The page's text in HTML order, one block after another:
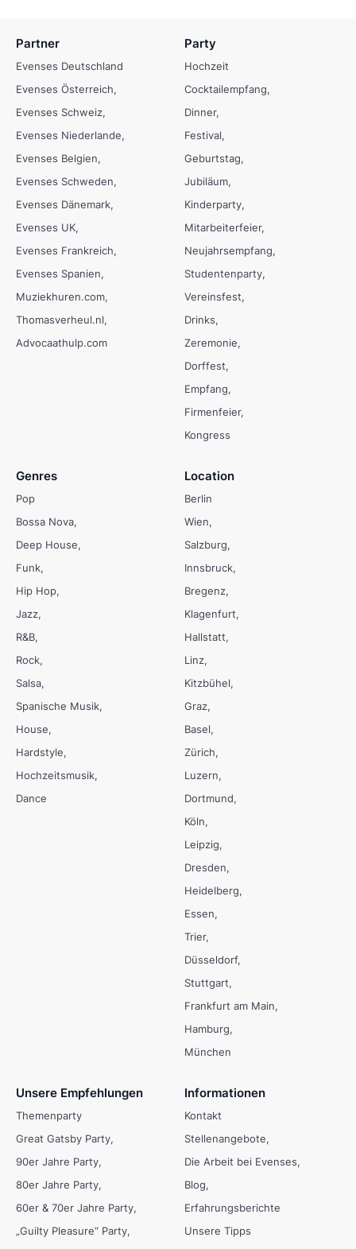
Partner
Evenses Deutschland
Evenses Österreich
Evenses Schweiz
Evenses Niederlande
Evenses Belgien
Evenses Schweden
Evenses Dänemark
Evenses UK
Evenses Frankreich
Evenses Spanien
Muziekhuren.com
Thomasverheul.nl
Advocaathulp.com
Party
Hochzeit
Cocktailempfang
Dinner
Festival
Geburtstag
Jubiläum
Kinderparty
Mitarbeiterfeier
Neujahrsempfang
Studentenparty
Vereinsfest
Drinks
Zeremonie
Dorffest
Empfang
Firmenfeier
Kongress
Genres
Pop
Bossa Nova
Deep House
Funk
Hip Hop
Jazz
R&B
Rock
Salsa
Spanische Musik
House
Hardstyle
Hochzeitsmusik
Dance
Location
Berlin
Wien
Salzburg
Innsbruck
Bregenz
Klagenfurt
Hallstatt
Linz
Kitzbühel
Graz
Basel
Zürich
Luzern
Dortmund
Köln
Leipzig
Dresden
Heidelberg
Essen
Trier
Düsseldorf
Stuttgart
Frankfurt am Main
Hamburg
München
Unsere Empfehlungen
Themenparty
Great Gatsby Party
90er Jahre Party
80er Jahre Party
60er & 70er Jahre Party
„Guilty Pleasure“ Party
Informationen
Kontakt
Stellenangebote
Die Arbeit bei Evenses
Blog
Erfahrungsberichte
Unsere Tipps